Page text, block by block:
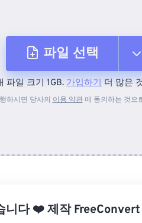
파일 선택
장치에서
OneDrive에서
파일 크기 1GB. 가입하기 더 많은
하시면 당사의 이용 약관에 동의하는 것으
니다❤️제작FreeConvert